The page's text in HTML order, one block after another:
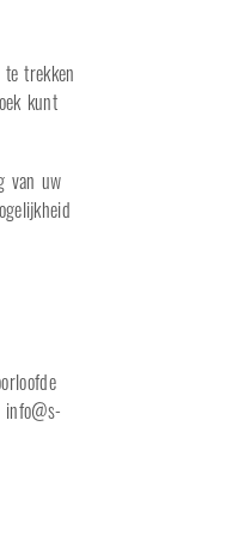
trekken
kunt
van uw
info@s-